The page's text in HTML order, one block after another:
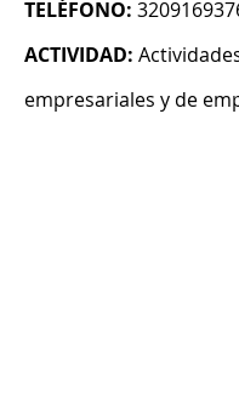
TELÉFONO:
ACTIVIDAD:
empresariales y de